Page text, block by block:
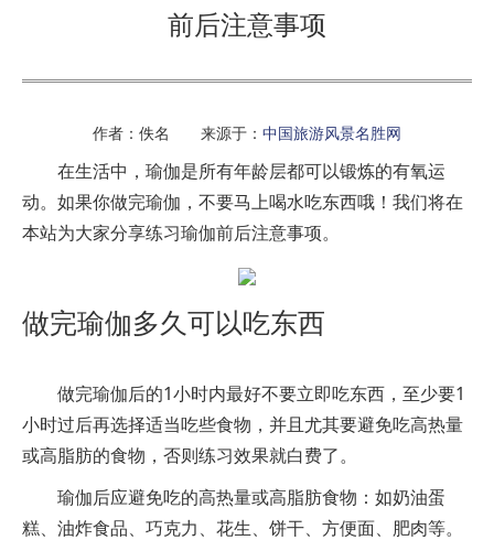
前后注意事项
作者：佚名 来源于： 中国旅游风景名胜网
在生活中，瑜伽是所有年龄层都可以锻炼的有氧运
动。如果你做完瑜伽，不要马上喝水吃东西哦！我们将在
本站为大家分享练习瑜伽前后注意事项。
做完瑜伽多久可以吃东西
做完瑜伽后的1小时内最好不要立即吃东西，至少要1
小时过后再选择适当吃些食物，并且尤其要避免吃高热量
或高脂肪的食物，否则练习效果就白费了。
瑜伽后应避免吃的高热量或高脂肪食物：如奶油蛋
糕、油炸食品、巧克力、花生、饼干、方便面、肥肉等。